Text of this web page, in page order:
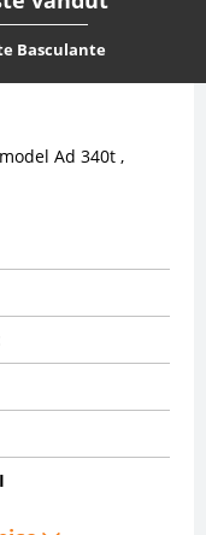
Basculante
Ad 340t ,